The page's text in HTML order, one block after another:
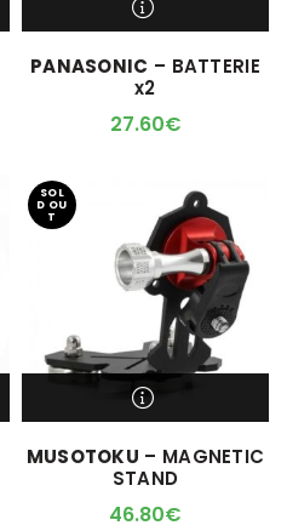
M'ALERTER QUAND
L'ARTICLE SERA DISPO !
PANASONIC – BATTERIE
x2
27.60€
SOL
D OU
T
M'ALERTER QUAND
L'ARTICLE SERA DISPO !
MUSOTOKU – MAGNETIC
STAND
46.80€